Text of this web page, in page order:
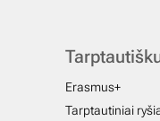
Erasmus+
Tarptautiniai